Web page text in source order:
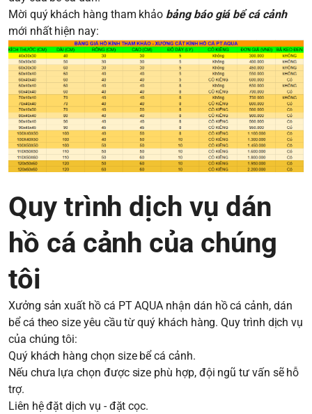
Mời quý khách hàng tham khảo bảng báo giá bể cá cảnh
mới nhất hiện nay:
Quy trình dịch vụ dán
hồ cá cảnh của chúng
tôi
Xưởng sản xuất hồ cá PT AQUA nhận dán hồ cá cảnh, dán
bể cá theo size yêu cầu từ quý khách hàng. Quy trình dịch vụ
của chúng tôi:
Quý khách hàng chọn size bể cá cảnh.
Nếu chưa lựa chọn được size phù hợp, đội ngũ tư vấn sẽ hỗ
trợ.
Liên hệ đặt dịch vụ - đặt cọc.